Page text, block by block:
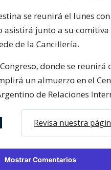
se reunirá el lunes con
asistirá junto a su
de la Cancillería.
donde se
un almuerzo en el
de Relaciones
Revisa nuestra
Mostrar Comentarios